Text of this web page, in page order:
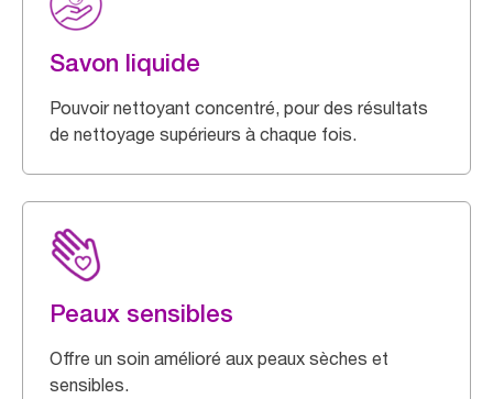
Savon liquide
Pouvoir nettoyant concentré, pour des résultats
de nettoyage supérieurs à chaque fois.
Peaux sensibles
Offre un soin amélioré aux peaux sèches et
sensibles.